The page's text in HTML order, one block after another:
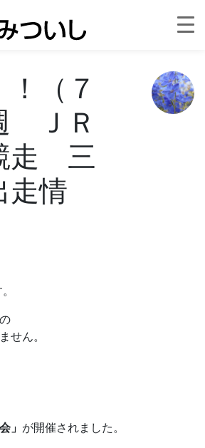
（７
ＪＲ
走 三
走情
せん。
」 が開催されました。